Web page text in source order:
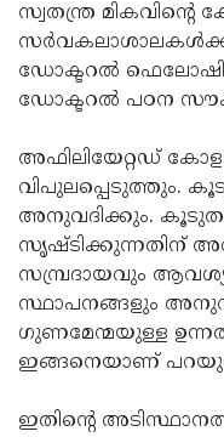
സ്വതന്ത്ര മികവിന്റെ
ഡോക്ടറല്‍
ഡോക്ടറല്‍ പഠന
അഫിലിയേറ്റഡ്
അനുവദിക്കും.
സൃഷ്ടിക്കുന്നതിന്
സമ്പ്രദായവും
സ്ഥാപനങ്ങളും
ഗുണമേന്മയുള്ള
ഇങ്ങനെയാണ്
ഇതിന്റെ